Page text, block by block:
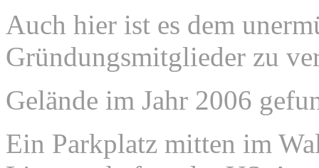
Auch hier ist es dem
Gründungsmitglieder zu
Gelände im Jahr 2006
Ein Parkplatz mitten im